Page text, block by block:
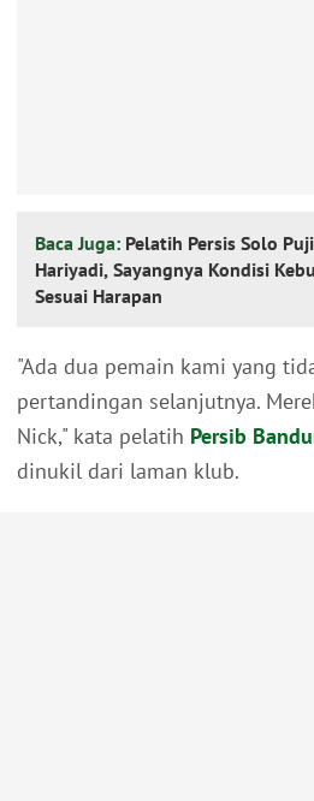
Baca Juga: Pelatih Persis Solo
Hariyadi, Sayangnya Kondisi
Sesuai Harapan
"Ada dua pemain kami yang
pertandingan selanjutnya.
Nick," kata pelatih Persib
dinukil dari laman klub.